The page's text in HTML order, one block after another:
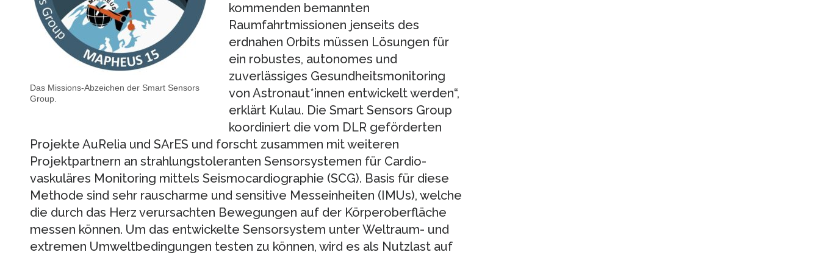
Das Missions-Abzeichen der Smart Sensors
Group.
kommenden bemannten
Raumfahrtmissionen jenseits des
erdnahen Orbits müssen Lösungen für
ein robustes, autonomes und
zuverlässiges Gesundheitsmonitoring
von Astronaut*innen entwickelt werden“,
erklärt Kulau. Die Smart Sensors Group
koordiniert die vom DLR geförderten
Projekte AuRelia und SArES und forscht zusammen mit weiteren
Projektpartnern an strahlungstoleranten Sensorsystemen für Cardio-
vaskuläres Monitoring mittels Seismocardiographie (SCG). Basis für diese
Methode sind sehr rauscharme und sensitive Messeinheiten (IMUs), welche
die durch das Herz verursachten Bewegungen auf der Körperoberfläche
messen können. Um das entwickelte Sensorsystem unter Weltraum- und
extremen Umweltbedingungen testen zu können, wird es als Nutzlast auf